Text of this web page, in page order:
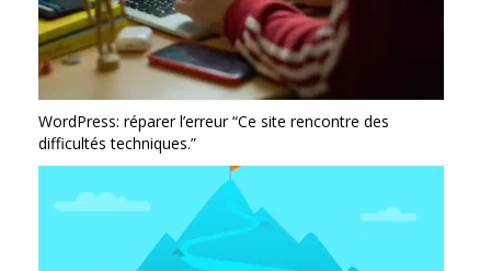
WordPress: réparer l’erreur “Ce site rencontre des
difficultés techniques.”